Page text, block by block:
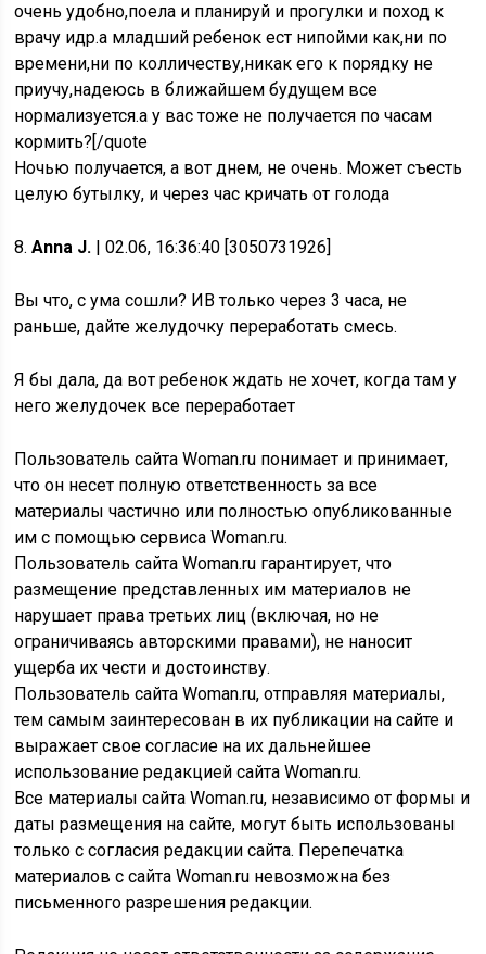
очень удобно,поела и планируй и прогулки и поход к
врачу идр.а младший ребенок ест нипойми как,ни по
времени,ни по колличеству,никак его к порядку не
приучу,надеюсь в ближайшем будущем все
нормализуется.а у вас тоже не получается по часам
кормить?[/quote
Ночью получается, а вот днем, не очень. Может съесть
целую бутылку, и через час кричать от голода
8.Anna J. | 02.06, 16:36:40 [3050731926]
Вы что, с ума сошли? ИВ только через 3 часа, не
раньше, дайте желудочку переработать смесь.
Я бы дала, да вот ребенок ждать не хочет, когда там у
него желудочек все переработает
Пользователь сайта Woman.ru понимает и принимает,
что он несет полную ответственность за все
материалы частично или полностью опубликованные
им с помощью сервиса Woman.ru.
Пользователь сайта Woman.ru гарантирует, что
размещение представленных им материалов не
нарушает права третьих лиц (включая, но не
ограничиваясь авторскими правами), не наносит
ущерба их чести и достоинству.
Пользователь сайта Woman.ru, отправляя материалы,
тем самым заинтересован в их публикации на сайте и
выражает свое согласие на их дальнейшее
использование редакцией сайта Woman.ru.
Все материалы сайта Woman.ru, независимо от формы и
даты размещения на сайте, могут быть использованы
только с согласия редакции сайта. Перепечатка
материалов с сайта Woman.ru невозможна без
письменного разрешения редакции.